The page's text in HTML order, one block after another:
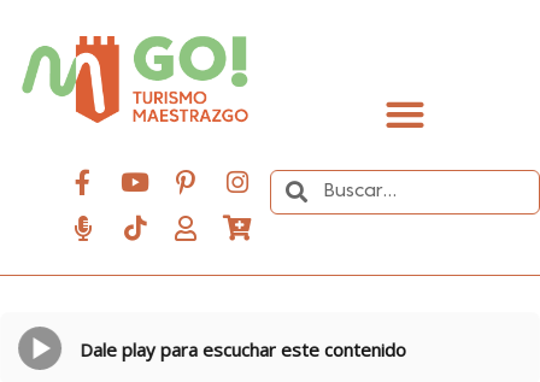
Dale play para escuchar este contenido